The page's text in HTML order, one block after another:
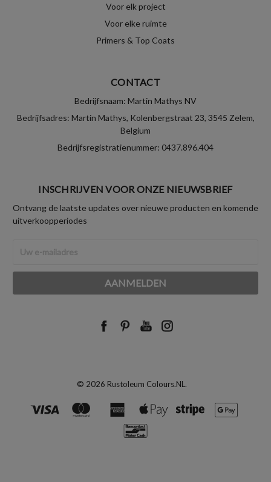
Voor elk project
Voor elke ruimte
Primers & Top Coats
CONTACT
Bedrijfsnaam: Martin Mathys NV
Bedrijfsadres: Martin Mathys, Kolenbergstraat 23, 3545 Zelem,
Belgium
Bedrijfsregistratienummer: 0437.896.404
INSCHRIJVEN VOOR ONZE NIEUWSBRIEF
Ontvang de laatste updates over nieuwe producten en komende
uitverkoopperiodes
mailadres
© 2026 Rustoleum Colours.NL.